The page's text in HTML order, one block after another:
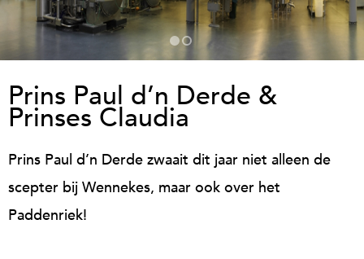
gaan
Prins Paul d’n Derde &
Prinses Claudia
Prins Paul d’n Derde zwaait dit jaar niet alleen de
scepter bij Wennekes, maar ook over het
Paddenriek!